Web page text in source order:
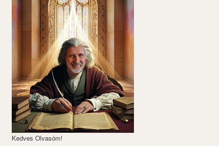
Kedves Olvasóm!